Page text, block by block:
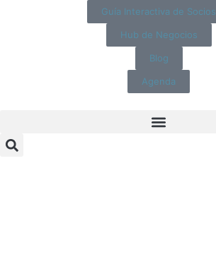
Guía Interactiva de Socios
Hub de Negocios
Blog
Agenda